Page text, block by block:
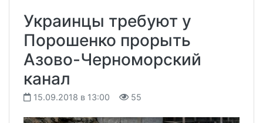
Украинцы требуют у
Порошенко прорыть
Азово-Черноморский
канал
15.09.2018 в 13:00 55